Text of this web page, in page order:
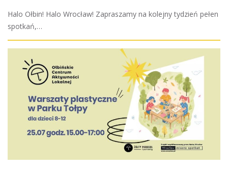
Halo Ołbin! Halo Wrocław! Zapraszamy na kolejny tydzień pełen
spotkań,…